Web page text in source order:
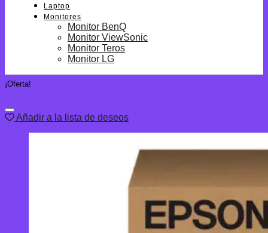
Laptop
Monitores
Monitor BenQ
Monitor ViewSonic
Monitor Teros
Monitor LG
¡Oferta!
Añadir a la lista de deseos